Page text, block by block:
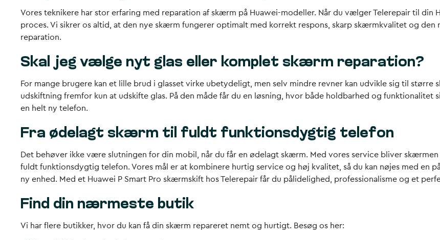
Vores teknikere har stor erfaring med reparation af skærm på Huawei-modeller. Når du vælger Telerepair til din
proces. Vi sikrer os altid, at den nye skærm fungerer optimalt med korrekt respons, skarp skærmkvalitet og den
reparation.
Skal jeg vælge nyt glas eller komplet skærm reparation?
For mange brugere kan et lille brud i glasset virke ubetydeligt, men selv mindre revner kan udvikle sig til større
udskiftning fremfor kun at udskifte glas. På den måde får du en løsning, hvor både holdbarhed og funktionalitet
en helt ny telefon.
Fra ødelagt skærm til fuldt funktionsdygtig telefon
Det behøver ikke være slutningen for din mobil, når du får en ødelagt skærm. Med vores service bliver
fuldt funktionsdygtig telefon. Vores mål er at kombinere hurtig service og høj kvalitet, så du kan nøjes med en
ny enhed. Med et Huawei P Smart Pro skærmskift hos Telerepair får du pålidelighed, professionalisme og et
Find din nærmeste butik
Vi har flere butikker, hvor du kan få din skærm repareret nemt og hurtigt. Besøg os her: